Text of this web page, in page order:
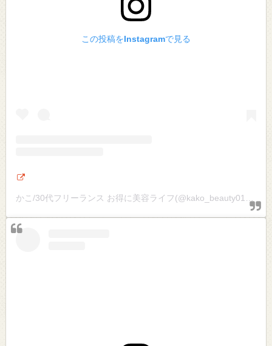
この投稿をInstagramで見る
かこ/30代フリーランス お得に美容ライフ(@kako_beauty01)がシェアした投稿